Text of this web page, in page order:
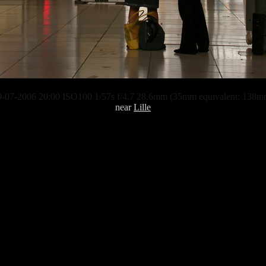
07-2006 20:00 ISO100 1/57s f/4.7 28.6mm (35mm equivalent:
nearLille